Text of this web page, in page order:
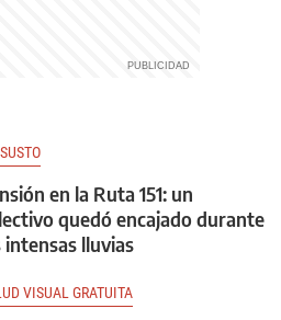
en la Ruta 151: un
quedó encajado durante
intensas lluvias
VISUAL GRATUITA